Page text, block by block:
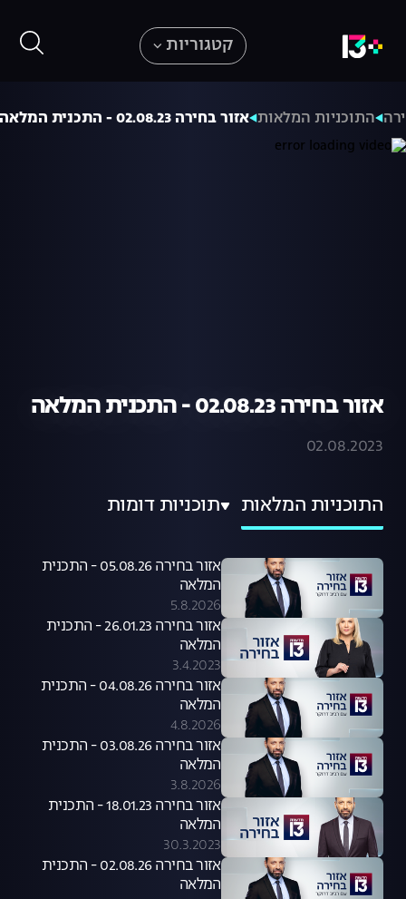
קטגוריות
התוכניות המלאות אזור בחירה 02.08.23 - התכנית המלאה
אזור בחירה 02.08.23 - התכנית המלאה
02.08.2023
התוכניות המלאות תוכניות דומות
אזור בחירה 05.08.26 - התכנית
המלאה
5.8.2026
אזור בחירה 26.01.23 - התכנית
המלאה
3.4.2023
אזור בחירה 04.08.26 - התכנית
המלאה
4.8.2026
אזור בחירה 03.08.26 - התכנית
המלאה
3.8.2026
אזור בחירה 18.01.23 - התכנית
המלאה
30.3.2023
אזור בחירה 02.08.26 - התכנית
המלאה